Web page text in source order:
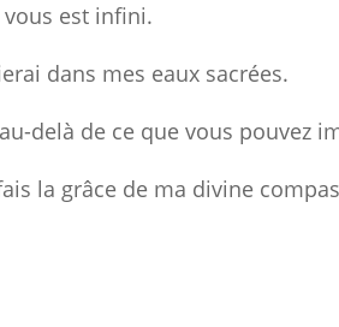
est infini.
dans mes eaux sacrées.
delà de ce que vous pouvez
la grâce de ma divine